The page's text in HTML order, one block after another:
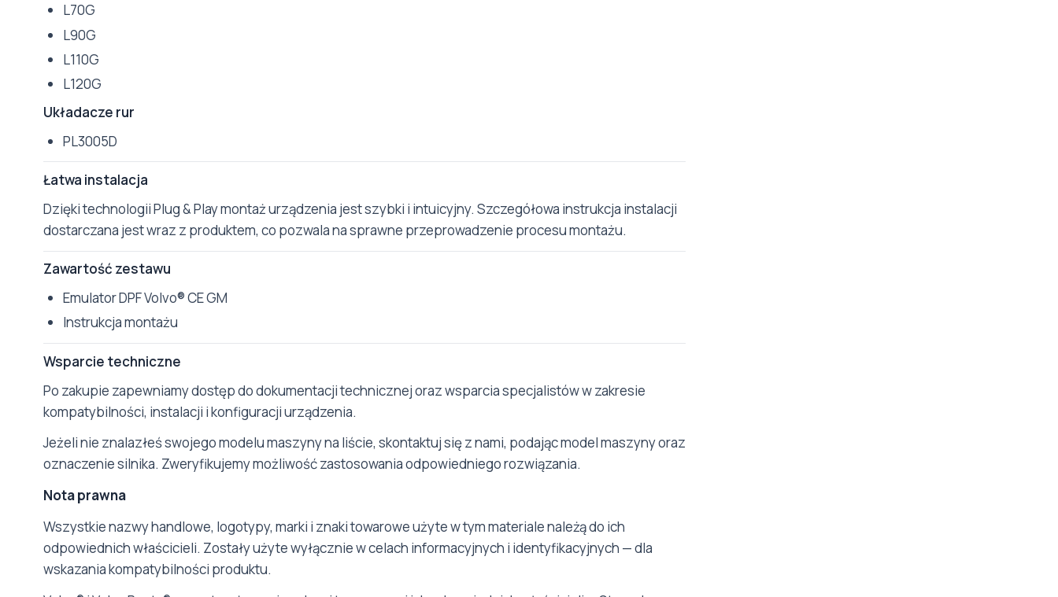
L70G
L90G
L110G
L120G
Układacze rur
PL3005D
Łatwa instalacja
Dzięki technologii Plug & Play montaż urządzenia jest szybki i intuicyjny. Szczegółowa instrukcja instalacji
dostarczana jest wraz z produktem, co pozwala na sprawne przeprowadzenie procesu montażu.
Zawartość zestawu
Emulator DPF Volvo® CE GM
Instrukcja montażu
Wsparcie techniczne
Po zakupie zapewniamy dostęp do dokumentacji technicznej oraz wsparcia specjalistów w zakresie
kompatybilności, instalacji i konfiguracji urządzenia.
Jeżeli nie znalazłeś swojego modelu maszyny na liście, skontaktuj się z nami, podając model maszyny oraz
oznaczenie silnika. Zweryfikujemy możliwość zastosowania odpowiedniego rozwiązania.
Nota prawna
Wszystkie nazwy handlowe, logotypy, marki i znaki towarowe użyte w tym materiale należą do ich
odpowiednich właścicieli. Zostały użyte wyłącznie w celach informacyjnych i identyfikacyjnych — dla
wskazania kompatybilności produktu.